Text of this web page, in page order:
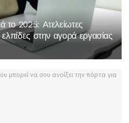
το 2025: Ατελείωτες
ελπίδες στην αγορά εργασίας